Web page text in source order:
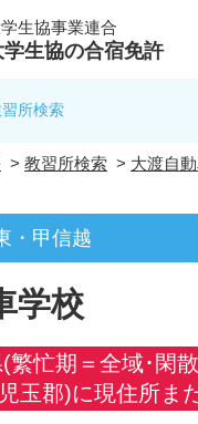
生協事業連合
学生協の合宿免許
所検索
> 教習所検索 > 大渡自
・甲信越
学校
繁忙期＝全域･閑
玉郡)に現住所ま